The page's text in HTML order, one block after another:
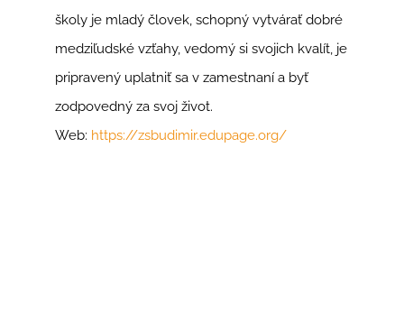
školy je mladý človek, schopný vytvárať dobré
medziľudské vzťahy, vedomý si svojich kvalít, je
pripravený uplatniť sa v zamestnaní a byť
zodpovedný za svoj život.
Web: https://zsbudimir.edupage.org/